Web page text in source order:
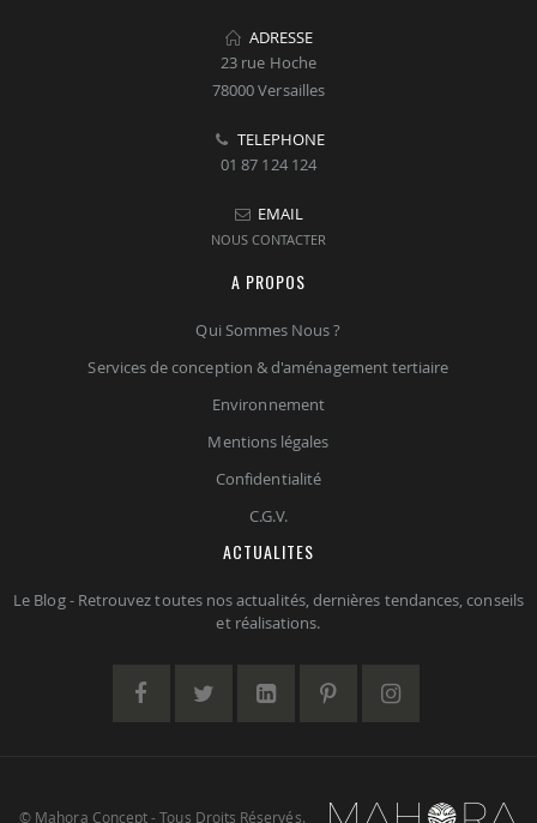
ADRESSE
23 rue Hoche
78000 Versailles
TELEPHONE
01 87 124 124
EMAIL
NOUS CONTACTER
A PROPOS
Qui Sommes Nous ?
Services de conception & d'aménagement tertiaire
Environnement
Mentions légales
Confidentialité
C.G.V.
ACTUALITES
Le Blog - Retrouvez toutes nos actualités, dernières tendances, conseils
et réalisations.
© Mahora Concept - Tous Droits Réservés.